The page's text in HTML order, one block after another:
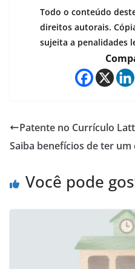
Todo o conteúdo
direitos autorais.
sujeita a penalidades
Patente no Currículo
Saiba benefícios de ter
Você pode